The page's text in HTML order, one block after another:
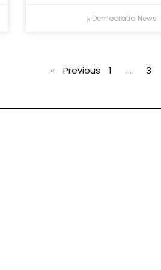
Democratia News
1 … 3